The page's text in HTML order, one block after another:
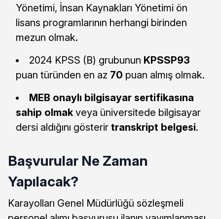
Yönetimi, İnsan Kaynakları Yönetimi ön
lisans programlarının herhangi birinden
mezun olmak.
2024 KPSS (B) grubunun KPSSP93
puan türünden en az 70 puan almış olmak.
MEB onaylı bilgisayar sertifikasına
sahip olmak veya üniversitede bilgisayar
dersi aldığını gösterir transkript belgesi.
Başvurular Ne Zaman
Yapılacak?
Karayolları Genel Müdürlüğü sözleşmeli